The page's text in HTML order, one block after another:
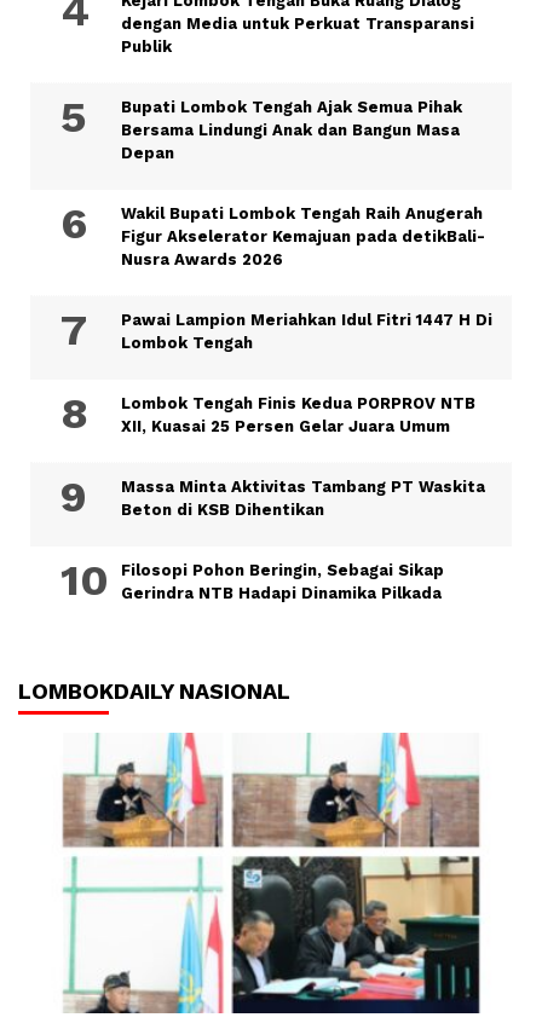
dengan Media untuk Perkuat Transparansi
Publik
Bupati Lombok Tengah Ajak Semua Pihak
Bersama Lindungi Anak dan Bangun Masa
Depan
Wakil Bupati Lombok Tengah Raih Anugerah
Figur Akselerator Kemajuan pada detikBali-
Nusra Awards 2026
Pawai Lampion Meriahkan Idul Fitri 1447 H Di
Lombok Tengah
Lombok Tengah Finis Kedua PORPROV NTB
XII, Kuasai 25 Persen Gelar Juara Umum
Massa Minta Aktivitas Tambang PT Waskita
Beton di KSB Dihentikan
Filosopi Pohon Beringin, Sebagai Sikap
Gerindra NTB Hadapi Dinamika Pilkada
LOMBOKDAILY NASIONAL